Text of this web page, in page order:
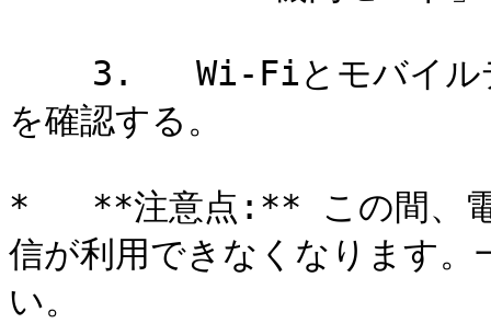
を確認する。
*   **注意点:** この間、電
信が利用できなくなります
い。